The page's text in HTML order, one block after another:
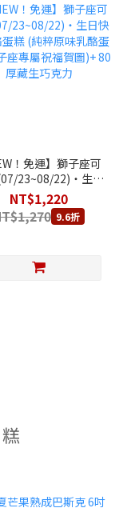
！免運】獅子座可
23~08/22)‧生日
酪蛋糕 (純粹原味乳
+獅子座專屬祝福賀
)+ 80厚藏生巧克力
NT$1,220
9.6折